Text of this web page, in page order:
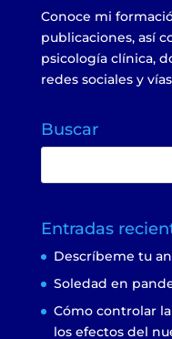
Conoce mi
publicaciones, así
psicología clínica,
redes sociales y
Buscar
Entradas
Descríbeme tu
Soledad en
Cómo controlar
los efectos del